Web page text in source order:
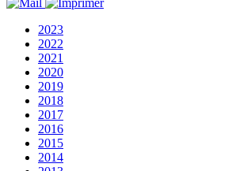
2023
2022
2021
2020
2019
2018
2017
2016
2015
2014